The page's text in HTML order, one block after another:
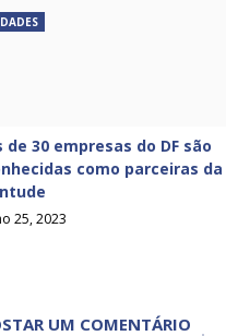
de 30 empresas do DF são
como parceiras da
25, 2023
UM COMENTÁRIO